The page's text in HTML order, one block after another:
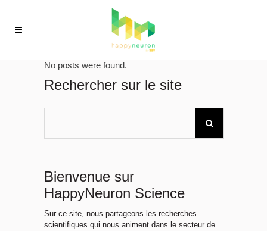
No posts were found.
Rechercher sur le site
Bienvenue sur
HappyNeuron Science
Sur ce site, nous partageons les recherches
scientifiques qui nous animent dans le secteur de